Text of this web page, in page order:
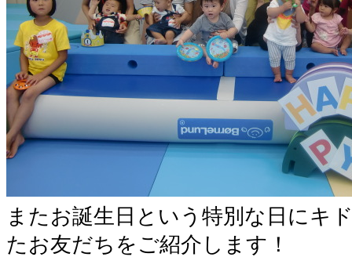
またお誕生日という特別な日にキ
たお友だちをご紹介します！